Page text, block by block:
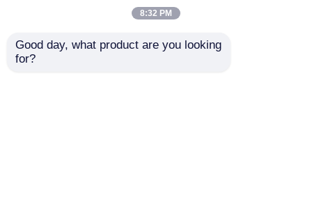
πλαστικό μη για την
μπλούζα
8:32 PM
Good day, what product are you looking
for?